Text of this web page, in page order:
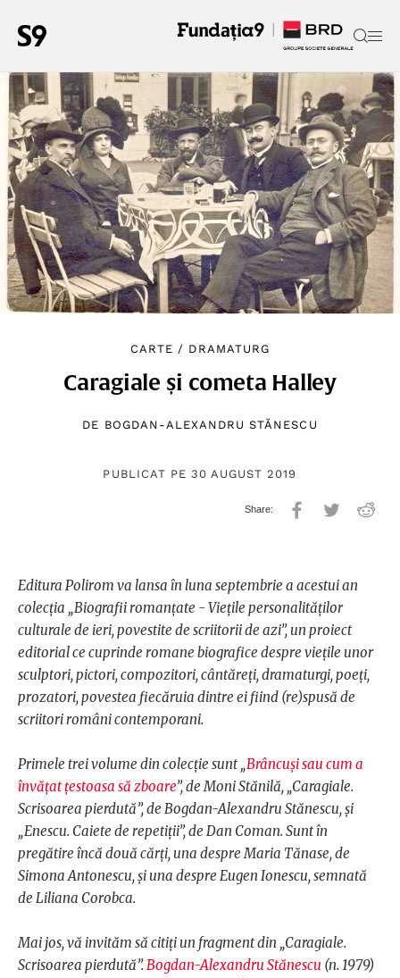
CARTE / DRAMATURG
Caragiale și cometa Halley
DE BOGDAN-ALEXANDRU STĂNESCU
PUBLICAT PE 30 AUGUST 2019
Editura Polirom va lansa în luna septembrie a acestui an
colecția „Biografii romanțate - Viețile personalităților
culturale de ieri, povestite de scriitorii de azi”, un proiect
editorial ce cuprinde romane biografice despre viețile unor
sculptori, pictori, compozitori, cântăreți, dramaturgi, poeți,
prozatori, povestea fiecăruia dintre ei fiind (re)spusă de
scriitori români contemporani.
Primele trei volume din colecție sunt „Brâncuși sau cum a
învățat țestoasa să zboare”, de Moni Stănilă, „Caragiale.
Scrisoarea pierdută”, de Bogdan-Alexandru Stănescu, și
„Enescu. Caiete de repetiții”, de Dan Coman. Sunt în
pregătire încă două cărți, una despre Maria Tănase, de
Simona Antonescu, și una despre Eugen Ionescu, semnată
de Liliana Corobca.
Mai jos, vă invităm să citiți un fragment din „Caragiale.
Scrisoarea pierdută”.Bogdan-Alexandru Stănescu (n. 1979)